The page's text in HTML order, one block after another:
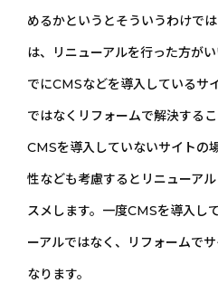
めるかというとそういうわけで
は、リニューアルを行った方が
でにCMSなどを導入しているサ
ではなくリフォームで解決するこ
CMSを導入していないサイトの
性なども考慮するとリニューア
スメします。一度CMSを導入し
ーアルではなく、リフォームで
なります。